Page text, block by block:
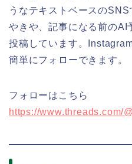
うなテキストベースの
やきや、記事になる前のAI
投稿しています。
簡単にフォローできます。
フォローはこちら
https://www.threads.com/